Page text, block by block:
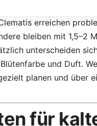
erreichen
bleiben mit 1,5–2
unterscheiden
und Duft.
planen und über
für